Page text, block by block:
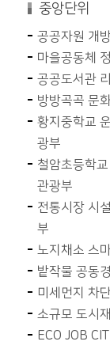
중앙단위
공공자원 개
마을공동체
공공도서관
방방곡곡 문
황지중학교
광부
철암초등학
관광부
전통시장 시
부
노지채소 스
밭작물 공동
미세먼지 차
소규모 도시
ECO JOB